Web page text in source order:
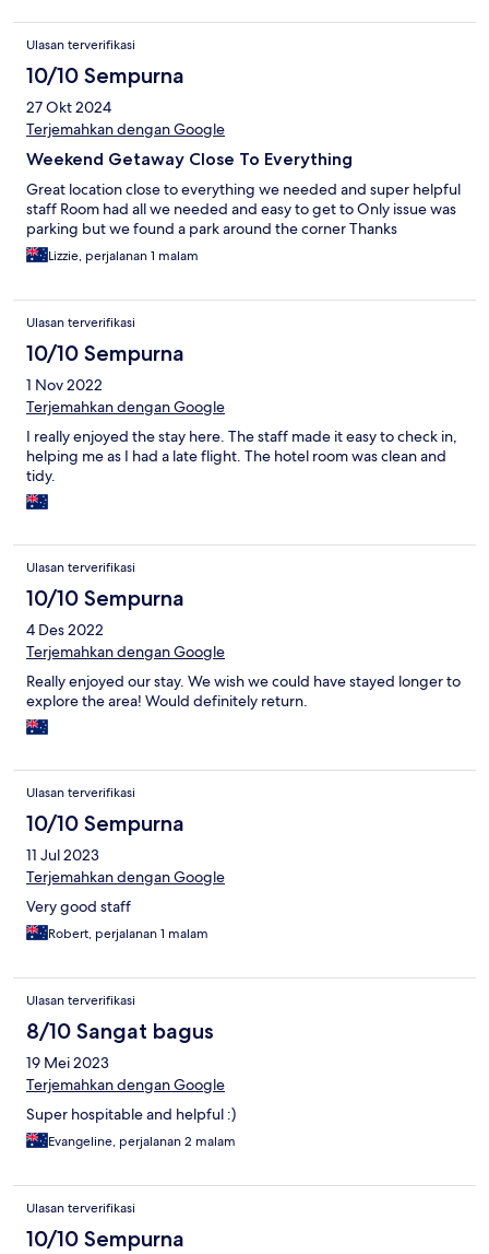
Ulasan terverifikasi
10/10 Sempurna
27 Okt 2024
Terjemahkan dengan Google
Weekend Getaway Close To Everything
Great location close to everything we needed and super helpful
staff Room had all we needed and easy to get to Only issue was
parking but we found a park around the corner Thanks
Lizzie, perjalanan 1 malam
Ulasan terverifikasi
10/10 Sempurna
1 Nov 2022
Terjemahkan dengan Google
I really enjoyed the stay here. The staff made it easy to check in,
helping me as I had a late flight. The hotel room was clean and
tidy.
Ulasan terverifikasi
10/10 Sempurna
4 Des 2022
Terjemahkan dengan Google
Really enjoyed our stay. We wish we could have stayed longer to
explore the area! Would definitely return.
Ulasan terverifikasi
10/10 Sempurna
11 Jul 2023
Terjemahkan dengan Google
Very good staff
Robert, perjalanan 1 malam
Ulasan terverifikasi
8/10 Sangat bagus
19 Mei 2023
Terjemahkan dengan Google
Super hospitable and helpful :)
Evangeline, perjalanan 2 malam
Ulasan terverifikasi
10/10 Sempurna